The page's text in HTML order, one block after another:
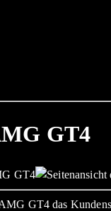
GT4
GT4 das